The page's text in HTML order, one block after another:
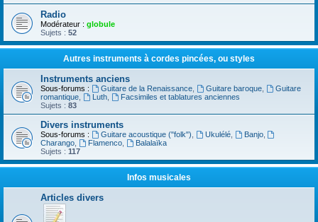
Radio
Modérateur : globule
Sujets : 52
Autres instruments à cordes pincées, ou styles
Instruments anciens
Sous-forums : Guitare de la Renaissance, Guitare baroque,
Guitare
romantique
Luth,
Facsimiles et tablatures anciennes
Sujets : 83
Divers instruments
Sous-forums : Guitare acoustique ("folk") Ukulélé, Banjo,
Charango
Flamenco,
Balalaïka
Sujets : 117
Infos musicales
Articles divers